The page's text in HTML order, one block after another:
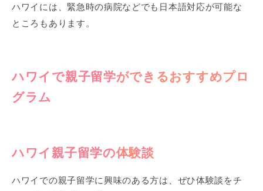
ハワイには、緊急時の病院などでも日本語対応が可能な
ところもあります。
ハワイで親子留学ができるおすすめプロ
グラム
ハワイ親子留学の体験談
ハワイでの親子留学に興味のある方は、ぜひ体験談をチ